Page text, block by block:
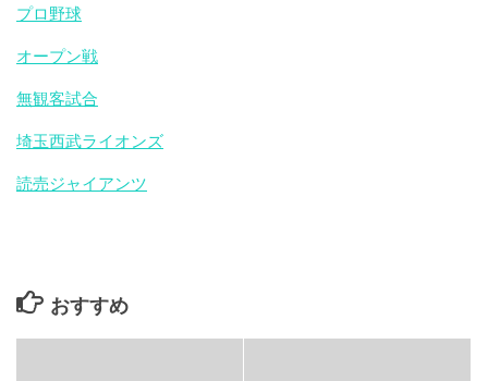
プロ野球
オープン戦
無観客試合
埼玉西武ライオンズ
読売ジャイアンツ
おすすめ